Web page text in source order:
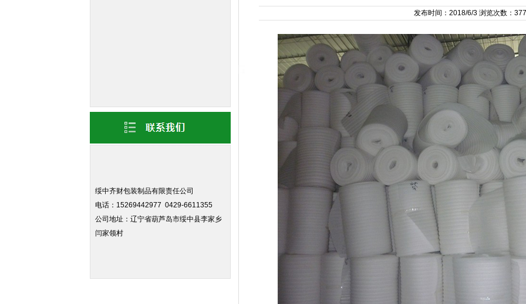
绥中齐财包装制品有限责任公司
电话：15269442977 0429-6611355
公司地址：辽宁省葫芦岛市绥中县李家乡
闫家领村
发布时间：2018/6/3 浏览次数：